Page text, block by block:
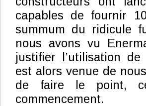
capables de fournir
summum du ridicule
nous avons vu
justifier l’utilisation de
est alors venue de
de faire le point,
commencement.